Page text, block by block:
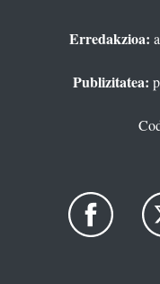
Erredakzioa:
Publizitatea: